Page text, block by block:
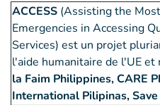
ACCESS (Assisting the
Emergencies in Accessing
Services) est un projet
l'aide humanitaire de l'UE
la Faim Philippines, CARE
International Pilipinas,